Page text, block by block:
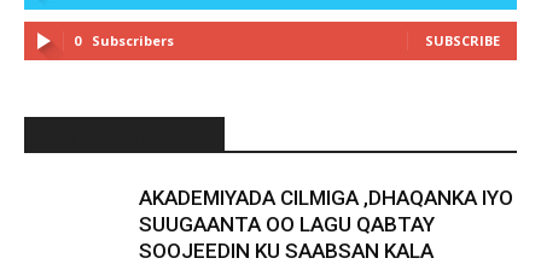
0 Subscribers SUBSCRIBE
AKADEMIYADA CILMIGA ,DHAQANKA IYO
SUUGAANTA OO LAGU QABTAY
SOOJEEDIN KU SAABSAN KALA